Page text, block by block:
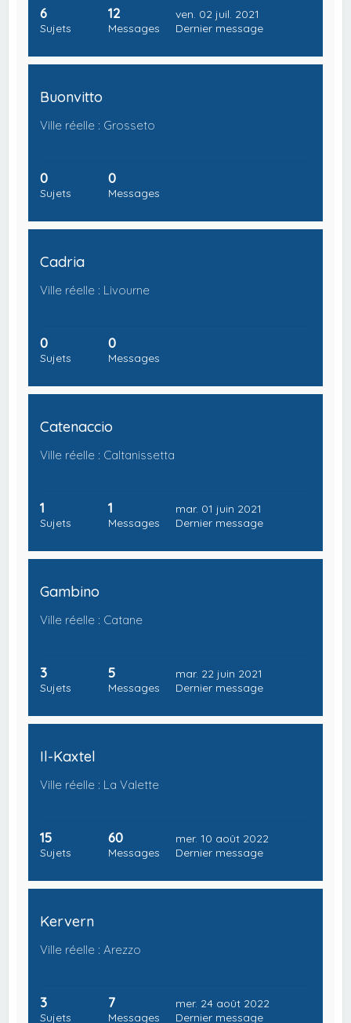
6
Sujets
12
Messages
ven. 02 juil. 2021
Dernier message
Buonvitto
Ville réelle : Grosseto
0
Sujets
0
Messages
Cadria
Ville réelle : Livourne
0
Sujets
0
Messages
Catenaccio
Ville réelle : Caltanissetta
1
Sujets
1
Messages
mar. 01 juin 2021
Dernier message
Gambino
Ville réelle : Catane
3
Sujets
5
Messages
mar. 22 juin 2021
Dernier message
Il-Kaxtel
Ville réelle : La Valette
15
Sujets
60
Messages
mer. 10 août 2022
Dernier message
Kervern
Ville réelle : Arezzo
3
Sujets
7
Messages
mer. 24 août 2022
Dernier message